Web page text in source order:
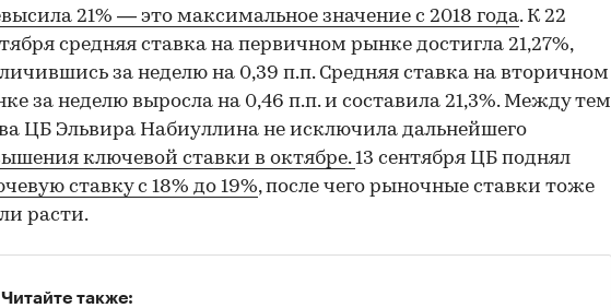
21% — это максимальное значение с 2018 года. К 22
средняя ставка на первичном рынке достигла 21,27%,
за неделю на 0,39 п.п. Средняя ставка на вторичном
за неделю выросла на 0,46 п.п. и составила 21,3%. Между тем
ЦБ Эльвира Набиуллина не исключила дальнейшего
ключевой ставки в октябре.13 сентября ЦБ поднял
ставку с 18% до 19%, после чего рыночные ставки тоже
расти.
Читайте также: